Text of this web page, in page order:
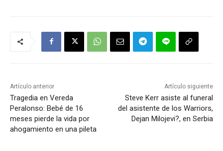
Artículo anterior
Tragedia en Vereda
Peralonso: Bebé de 16
meses pierde la vida por
ahogamiento en una pileta
Artículo siguiente
Steve Kerr asiste al funeral
del asistente de los Warriors,
Dejan Milojevi?, en Serbia